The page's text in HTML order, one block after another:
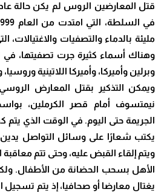
قتل المعارضين الروس لم يكن حالة
مليئة بالدماء والتصفيات والاغتيالات،
وهناك أسماء كثيرة جرت تصفيتها، في
وبرلين وأميركا، وأميركا اللاتينية
نيمتسوف أمام قصر الكرملين،
الجريمة حتى اليوم. في الوقت الذي
يكتب شعارًا على وسائل التواصل يدين
ويتم إلقاء القبض عليه، وحتى تتم
الأهل بسحب الحضانة من الأطفال.
يغتال معارضا أو صحافيا، إذ يتم